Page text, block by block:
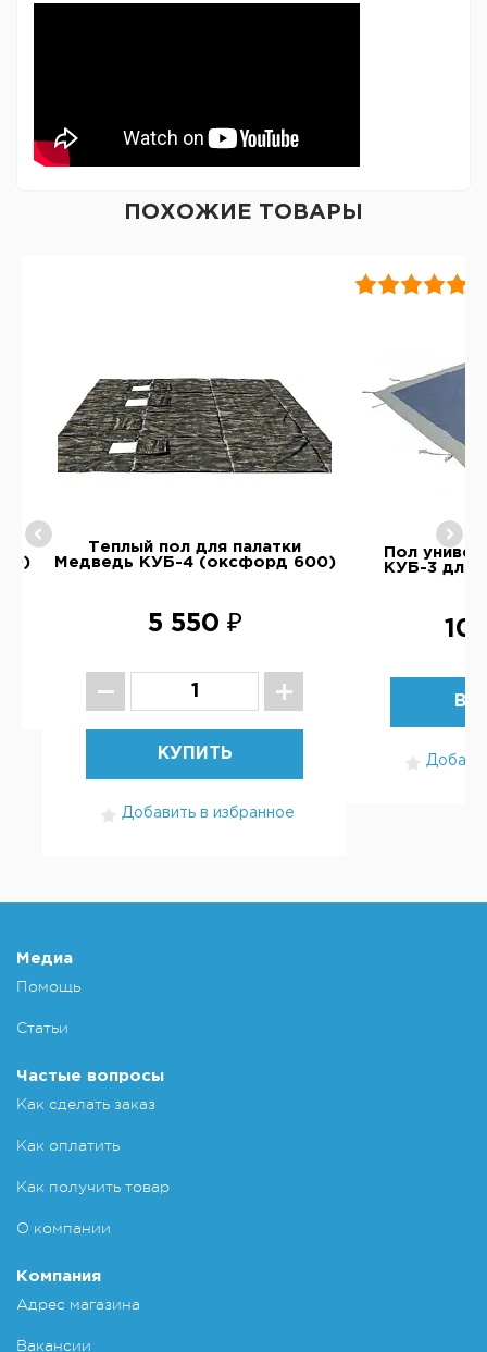
ПОХОЖИЕ ТОВАРЫ
Теплый пол для палатки
Медведь КУБ-4 (оксфорд 600)
5 550 ₽
КУПИТЬ
Добавить в избранное
Пол
КУБ-3 для
10
Медиа
Помощь
Статьи
Частые вопросы
Как сделать заказ
Как оплатить
Как получить товар
О компании
Компания
Адрес магазина
Вакансии